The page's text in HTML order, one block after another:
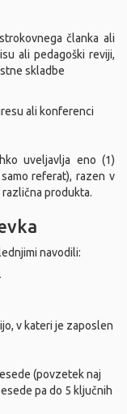
članka ali
ali pedagoški reviji,
skladbe
ali konferenci
uveljavlja eno (1)
referat), razen v
produkta.
navodili:
v kateri je zaposlen
(povzetek naj
pa do 5 ključnih